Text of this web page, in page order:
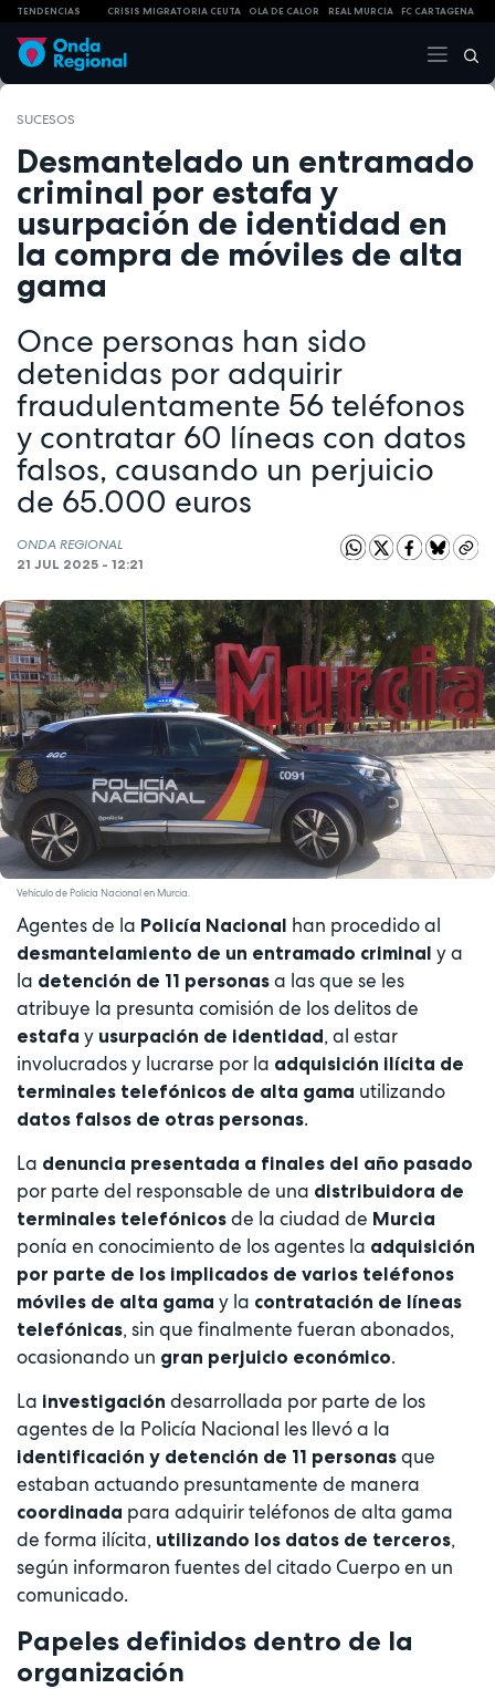
TENDENCIAS CRISIS MIGRATORIA CEUTA OLA DE CALOR REAL MURCIA FC CARTAGENA
SUCESOS
Desmantelado un entramado
criminal por estafa y
usurpación de identidad en
la compra de móviles de alta
gama
Once personas han sido
detenidas por adquirir
fraudulentamente 56 teléfonos
y contratar 60 líneas con datos
falsos, causando un perjuicio
de 65.000 euros
ONDA REGIONAL
21 JUL 2025 - 12:21
Vehículo de Policía Nacional en Murcia.
Agentes de la Policía Nacional han procedido al
desmantelamiento de un entramado criminal y a
la detención de 11 personas a las que se les
atribuye la presunta comisión de los delitos de
estafa y usurpación de identidad, al estar
involucrados y lucrarse por la adquisición ilícita de
terminales telefónicos de alta gama utilizando
datos falsos de otras personas.
La denuncia presentada a finales del año pasado
por parte del responsable de una distribuidora de
terminales telefónicos de la ciudad de Murcia
ponía en conocimiento de los agentes la adquisición
por parte de los implicados de varios teléfonos
móviles de alta gama y la contratación de líneas
telefónicas, sin que finalmente fueran abonados,
ocasionando un gran perjuicio económico.
La investigación desarrollada por parte de los
agentes de la Policía Nacional les llevó a la
identificación y detención de 11 personas que
estaban actuando presuntamente de manera
coordinada para adquirir teléfonos de alta gama
de forma ilícita, utilizando los datos de terceros,
según informaron fuentes del citado Cuerpo en un
comunicado.
Papeles definidos dentro de la
organización